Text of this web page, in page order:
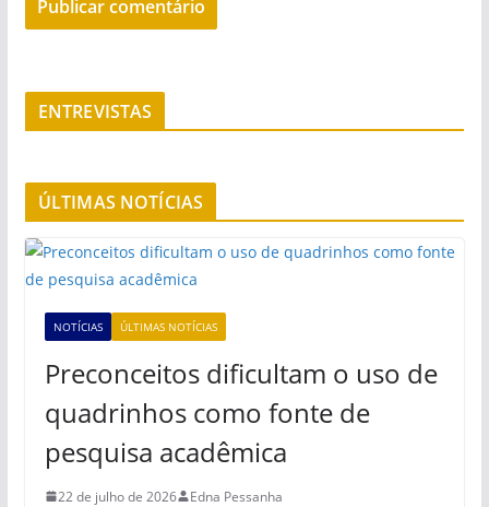
ENTREVISTAS
ÚLTIMAS NOTÍCIAS
NOTÍCIAS ÚLTIMAS NOTÍCIAS
Preconceitos dificultam o uso de
quadrinhos como fonte de
pesquisa acadêmica
22 de julho de 2026 Edna Pessanha